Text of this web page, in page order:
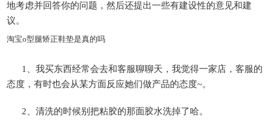
地考虑并回答你的问题，然后还提出一些有建设性的意见和建
议。
淘宝o型腿矫正鞋垫是真的吗
1、我买东西经常会去和客服聊聊天，我觉得一家店，客服的
态度，有时也会从某方面反应她们做产品的态度~。
2、清洗的时候别把粘胶的那面胶水洗掉了哈。